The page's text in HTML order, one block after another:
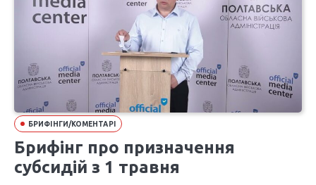
БРИФІНГИ/КОМЕНТАРІ
Брифінг про призначення
субсидій з 1 травня